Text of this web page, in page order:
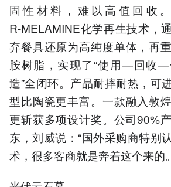
固性材料，难以高值回收
R‑MELAMINE化学再生技术，
弃餐具还原为高纯度单体，再
胺树脂，实现了“使用—回收
造”全闭环。产品耐摔耐热，可
型比陶瓷更丰富。一款融入敦
更斩获多项设计奖。公司90%
东，刘威说：“国外采购商特别
术，很多客商就是奔着这个来的